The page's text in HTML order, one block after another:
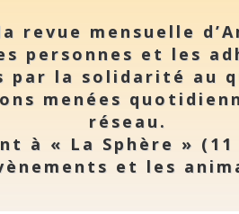
revue mensuelle
personnes et les
par la solidarité au
menées
réseau.
à « La Sphère »
et les